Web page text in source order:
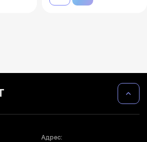
Адрес: